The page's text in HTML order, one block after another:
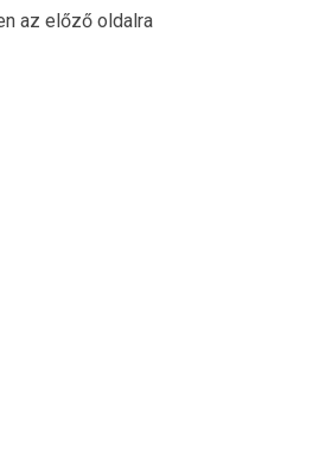
az előző oldalra